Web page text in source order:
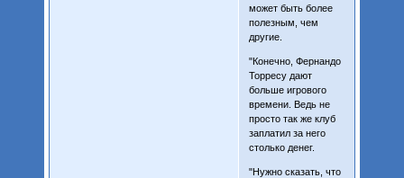
может быть более
полезным, чем
другие.
"Конечно, Фернандо
Торресу дают
больше игрового
времени. Ведь не
просто так же клуб
заплатил за него
столько денег.
"Нужно сказать, что